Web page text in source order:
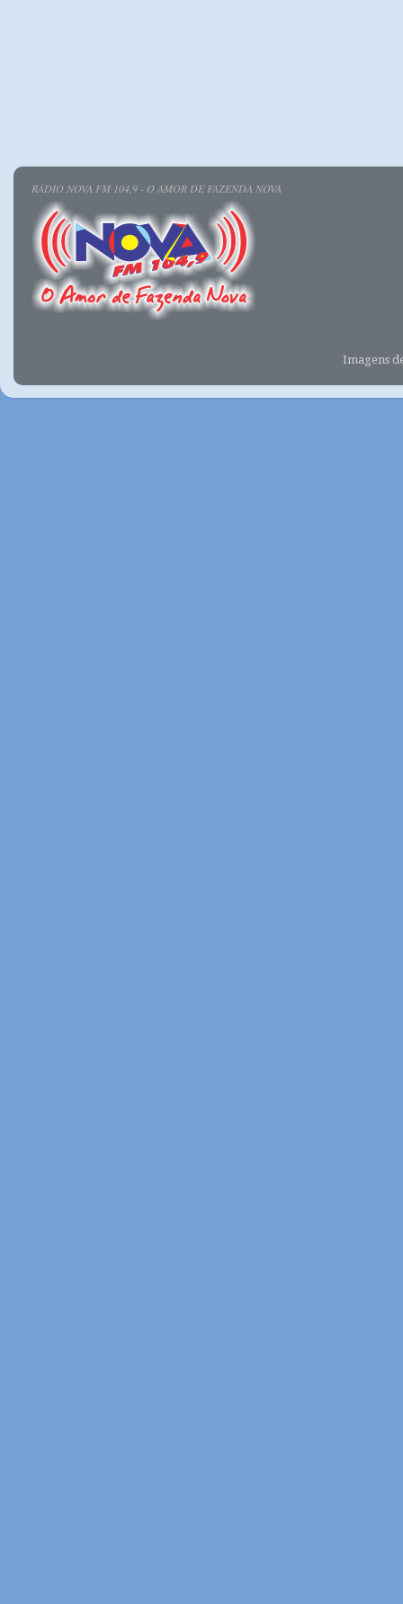
RÁDIO NOVA FM 104,9 - O AMOR DE FAZENDA NOVA
Imagens